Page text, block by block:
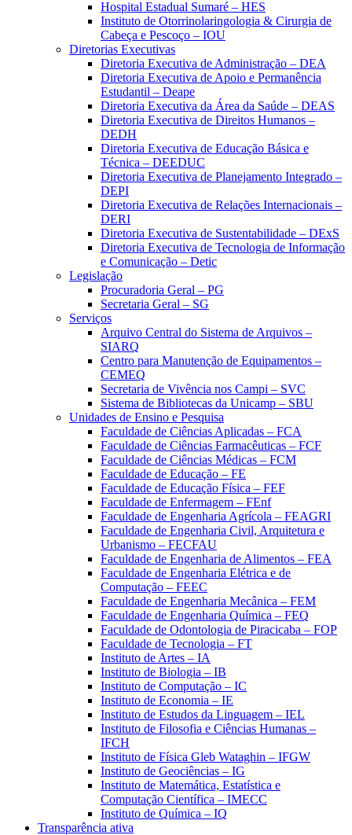
Hospital Estadual Sumaré – HES
Instituto de Otorrinolaringologia & Cirurgia de
Cabeça e Pescoço – IOU
Diretorias Executivas
Diretoria Executiva de Administração – DEA
Diretoria Executiva de Apoio e Permanência
Estudantil – Deape
Diretoria Executiva da Área da Saúde – DEAS
Diretoria Executiva de Direitos Humanos –
DEDH
Diretoria Executiva de Educação Básica e
Técnica – DEEDUC
Diretoria Executiva de Planejamento Integrado –
DEPI
Diretoria Executiva de Relações Internacionais –
DERI
Diretoria Executiva de Sustentabilidade – DExS
Diretoria Executiva de Tecnologia de Informação
e Comunicação – Detic
Legislação
Procuradoria Geral – PG
Secretaria Geral – SG
Serviços
Arquivo Central do Sistema de Arquivos –
SIARQ
Centro para Manutenção de Equipamentos –
CEMEQ
Secretaria de Vivência nos Campi – SVC
Sistema de Bibliotecas da Unicamp – SBU
Unidades de Ensino e Pesquisa
Faculdade de Ciências Aplicadas – FCA
Faculdade de Ciências Farmacêuticas – FCF
Faculdade de Ciências Médicas – FCM
Faculdade de Educação – FE
Faculdade de Educação Física – FEF
Faculdade de Enfermagem – FEnf
Faculdade de Engenharia Agrícola – FEAGRI
Faculdade de Engenharia Civil, Arquitetura e
Urbanismo – FECFAU
Faculdade de Engenharia de Alimentos – FEA
Faculdade de Engenharia Elétrica e de
Computação – FEEC
Faculdade de Engenharia Mecânica – FEM
Faculdade de Engenharia Química – FEQ
Faculdade de Odontologia de Piracicaba – FOP
Faculdade de Tecnologia – FT
Instituto de Artes – IA
Instituto de Biologia – IB
Instituto de Computação – IC
Instituto de Economia – IE
Instituto de Estudos da Linguagem – IEL
Instituto de Filosofia e Ciências Humanas –
IFCH
Instituto de Física Gleb Wataghin – IFGW
Instituto de Geociências – IG
Instituto de Matemática, Estatística e
Computação Científica – IMECC
Instituto de Química – IQ
Transparência ativa